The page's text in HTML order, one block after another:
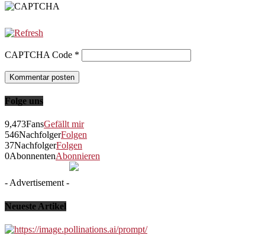
CAPTCHA Code *
Folge uns
9,473FansGefällt mir
546NachfolgerFolgen
37NachfolgerFolgen
0AbonnentenAbonnieren
- Advertisement -
Neueste Artikel